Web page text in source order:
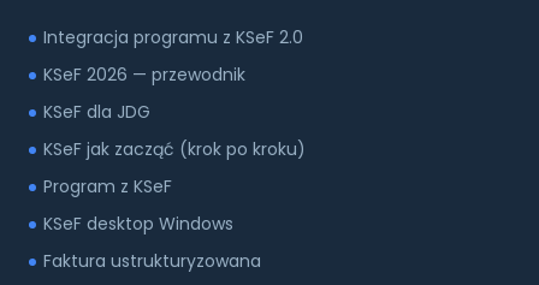
Integracja programu z KSeF 2.0
KSeF 2026 — przewodnik
KSeF dla JDG
KSeF jak zacząć (krok po kroku)
Program z KSeF
KSeF desktop Windows
Faktura ustrukturyzowana